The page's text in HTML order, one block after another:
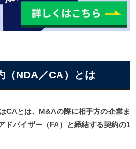
（NDA／CA）とは
CAとは、M&Aの際に相手方の企業ま
ドバイザー（FA）と締結する契約の1